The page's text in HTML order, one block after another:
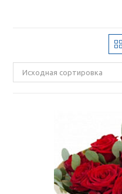
Исходная сортировка